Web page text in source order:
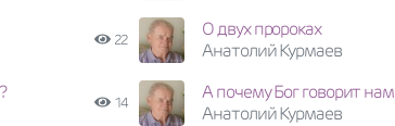
22
О двух пророках
Анатолий Курмаев
14
А почему Бог говорит
Анатолий Курмаев